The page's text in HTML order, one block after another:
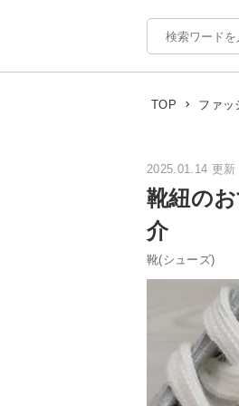
TOP ファッ
2025.01.14 更新
靴紐の
介
靴(シューズ)